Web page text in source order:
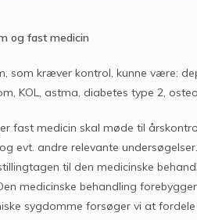
og fast medicin
som kræver kontrol, kunne være:
KOL, astma, diabetes type 2,
fast medicin skal møde til
evt. andre relevante
til den medicinske
medicinske behandling
sygdomme forsøger vi at